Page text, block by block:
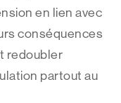
en lien avec
conséquences
redoubler
partout au